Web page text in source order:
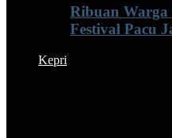
Ribuan
Festival Pacu
Kepri